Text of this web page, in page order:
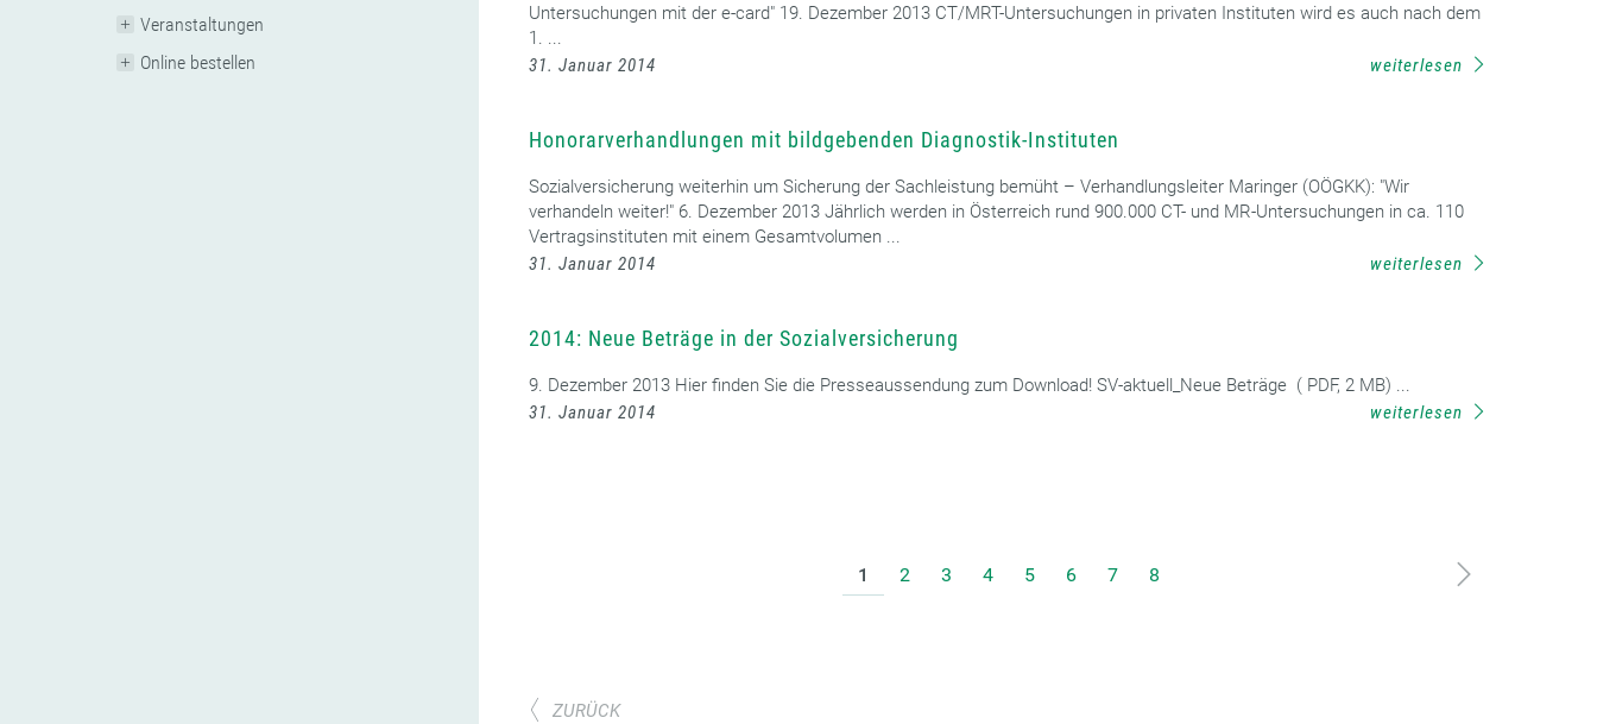
Veranstaltungen
Online bestellen
Untersuchungen mit der e-card" 19. Dezember 2013 CT/MRT-Untersuchungen in privaten Instituten wird es auch nach dem
1. ...
31. Januar 2014
weiterlesen
Honorarverhandlungen mit bildgebenden Diagnostik-Instituten
Sozialversicherung weiterhin um Sicherung der Sachleistung bemüht – Verhandlungsleiter Maringer (OÖGKK): "Wir
verhandeln weiter!" 6. Dezember 2013 Jährlich werden in Österreich rund 900.000 CT- und MR-Untersuchungen in ca. 110
Vertragsinstituten mit einem Gesamtvolumen ...
31. Januar 2014
weiterlesen
2014: Neue Beträge in der Sozialversicherung
9. Dezember 2013 Hier finden Sie die Presseaussendung zum Download! SV-aktuell_Neue Beträge ( PDF, 2 MB) ...
31. Januar 2014
weiterlesen
1 2 3 4 5 6 7 8
ZURÜCK